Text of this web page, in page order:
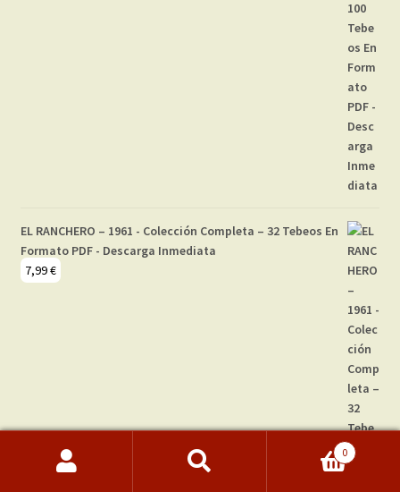
EL RANCHERO – 1961 - Colección Completa – 32 Tebeos En
Formato PDF - Descarga Inmediata
7,99€
0